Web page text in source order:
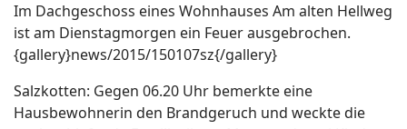
Im Dachgeschoss eines Wohnhauses Am alten Hellweg
ist am Dienstagmorgen ein Feuer ausgebrochen.
{gallery}news/2015/150107sz{/gallery}
Salzkotten: Gegen 06.20 Uhr bemerkte eine
Hausbewohnerin den Brandgeruch und weckte die